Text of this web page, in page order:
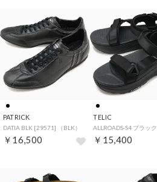
PATRICK
DATIA BLK [29571] （BLK）
￥16,500
TELIC
￥15,400